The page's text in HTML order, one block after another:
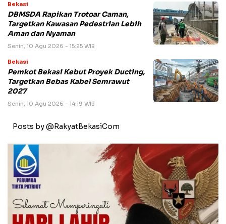
Bekasi
DBMSDA Rapikan Trotoar Caman,
Targetkan Kawasan Pedestrian Lebih
Aman dan Nyaman
Senin, 10 Agu 2026 - 15:25 WIB
Bekasi
Pemkot Bekasi Kebut Proyek Ducting,
Targetkan Bebas Kabel Semrawut
2027
Senin, 10 Agu 2026 - 14:19 WIB
Posts by @RakyatBekasiCom